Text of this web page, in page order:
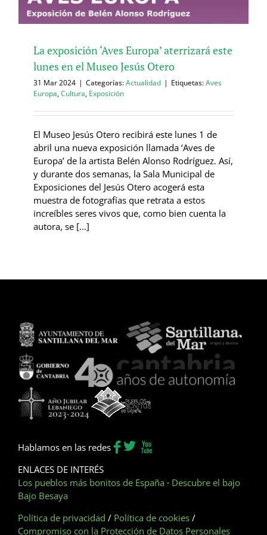
La exposición ‘Aves Europa’ aterrizará este
lunes en el Museo Jesús Otero
31 Mar 2024 | Categorías:Actualidad | Etiquetas:Aves
Europa,Cultura, Exposición
El Museo Jesús Otero recibirá este lunes 1 de
abril una nueva exposición llamada ‘Aves de
Europa’ de la artista Belén Alonso Rodríguez. Así,
y durante dos semanas, la Sala Municipal de
Exposiciones del Jesús Otero acogerá esta
muestra de fotografías que retrata a estos
increíbles seres vivos que, como bien cuenta la
autora, se [...]
Hablamos en las redes
ENLACES DE INTERÉS
Los pueblos más bonitos de España · Descubre el bajo
Bajo Besaya
Política de privacidad / Política de cookies /
Compromiso con la Protección de Datos Personales